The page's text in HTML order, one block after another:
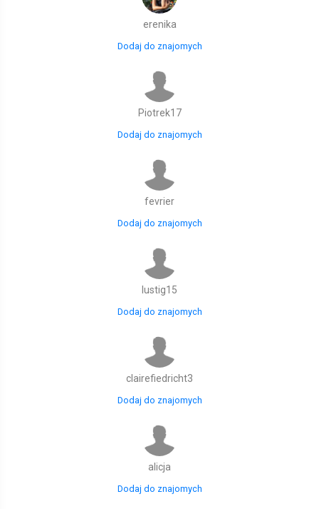
erenika
Dodaj do znajomych
Piotrek17
Dodaj do znajomych
fevrier
Dodaj do znajomych
lustig15
Dodaj do znajomych
clairefiedricht3
Dodaj do znajomych
alicja
Dodaj do znajomych